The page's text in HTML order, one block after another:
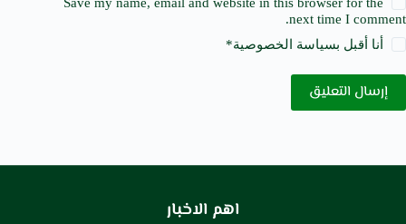
next time I comment.
أنا أقبل بسياسة الخصوصية*
إرسال التعليق
اهم الاخبار